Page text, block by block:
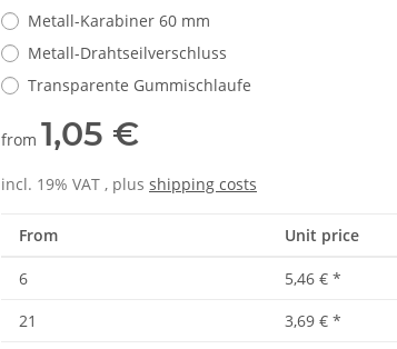
Metall-Karabiner 60 mm
Metall-Drahtseilverschluss
Transparente Gummischlaufe
from 1,05 €
incl. 19% VAT , plus shipping costs
From Unit price
6 5,46 € *
21
3,69 € *